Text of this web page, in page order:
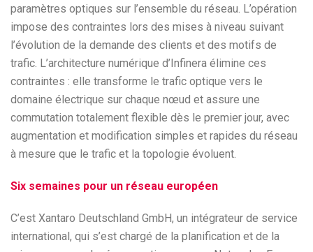
paramètres optiques sur l’ensemble du réseau. L’opération
impose des contraintes lors des mises à niveau suivant
l’évolution de la demande des clients et des motifs de
trafic. L’architecture numérique d’Infinera élimine ces
contraintes : elle transforme le trafic optique vers le
domaine électrique sur chaque nœud et assure une
commutation totalement flexible dès le premier jour, avec
augmentation et modification simples et rapides du réseau
à mesure que le trafic et la topologie évoluent.
Six semaines pour un réseau européen
C’est Xantaro Deutschland GmbH, un intégrateur de service
international, qui s’est chargé de la planification et de la